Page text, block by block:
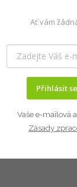
Ať vám
Přihlásit
Vaše e-mailová
Zásady